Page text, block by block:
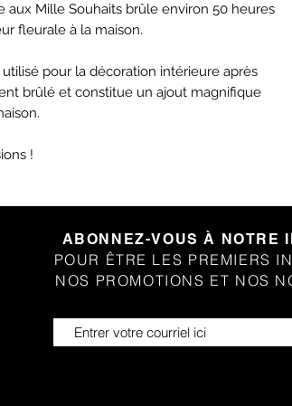
aux Mille Souhaits brûle environ 50 heures
fleurale à la maison.
pour la décoration intérieure après
brûlé et constitue un ajout magnifique
!
ABONNEZ-VOUS À NOTRE
POUR ÊTRE LES PREMIERS
NOS PROMOTIONS ET NOS